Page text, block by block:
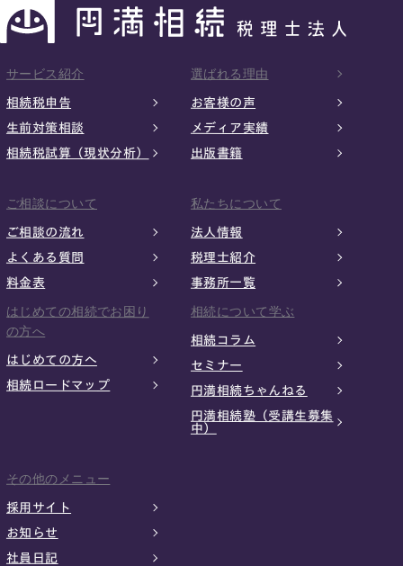
サービス紹介
相続税申告
生前対策相談
相続税試算（現状分析）
選ばれる理由
お客様の声
メディア実績
出版書籍
ご相談について
ご相談の流れ
よくある質問
料金表
私たちについて
法人情報
税理士紹介
事務所一覧
はじめての相続でお困り
の方へ
はじめての方へ
相続ロードマップ
相続について学ぶ
相続コラム
セミナー
円満相続ちゃんねる
円満相続塾（受講生募集
中）
その他のメニュー
採用サイト
お知らせ
社員日記